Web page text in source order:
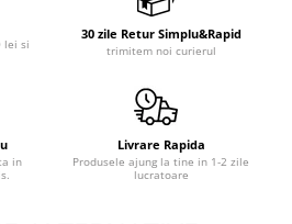
lei si
30 zile Retur Simplu&Rapid
trimitem noi curierul
in
Livrare Rapida
Produsele ajung la tine in 1-2 zile
lucratoare